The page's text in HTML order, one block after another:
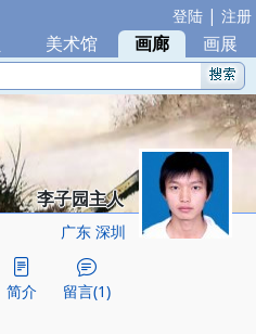
登陆 | 注册
美术馆 | 画廊 画展
李子园主人
广东 深圳
简介 留言(1)